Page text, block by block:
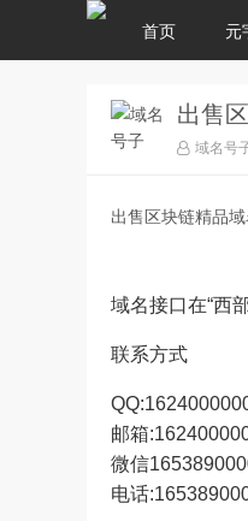
首页 元
出售
域名号
出售区块链精品
域名接口在“西
联系方式
邮箱
微信
电话